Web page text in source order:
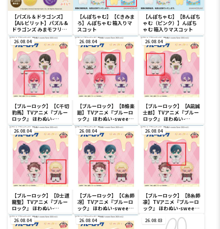
【パズル＆ドラゴンズ】
【Aルビリット】パズル&
ドラゴンズ みまモフリッ
ト マスコット
【んぽちゃむ】【Cきみま
ろ】んぽちゃむ 箱入りマ
スコット
【んぽちゃむ】【Bんぽち
ゃむ（ピンク）】んぽち
ゃむ 箱入りマスコット
26.08.04
【ブルーロック】【C千切
豹馬】TVアニメ『ブルー
ロック』 ほわぬい-
sweets flavor 2026-
vol.2
26.08.04
【ブルーロック】【B蜂楽
廻】TVアニメ『ブルーロ
ック』 ほわぬい-sweets
flavor 2026-vol.2
26.08.04
【ブルーロック】【A凪誠
士郎】TVアニメ『ブルー
ロック』 ほわぬい-
sweets flavor 2026-
vol.2
26.08.04
【ブルーロック】【D士道
龍聖】TVアニメ『ブルー
ロック』 ほわぬい-
sweets flavor 2026-
vol.1
26.08.04
【ブルーロック】【C糸師
冴】TVアニメ『ブルーロ
ック』 ほわぬい-sweets
flavor 2026-vol.1
26.08.04
【ブルーロック】【B糸師
凛】TVアニメ『ブルーロ
ック』 ほわぬい-sweets
26.08.04 26.08.04 26.08.03